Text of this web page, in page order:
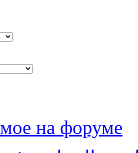
на форуме